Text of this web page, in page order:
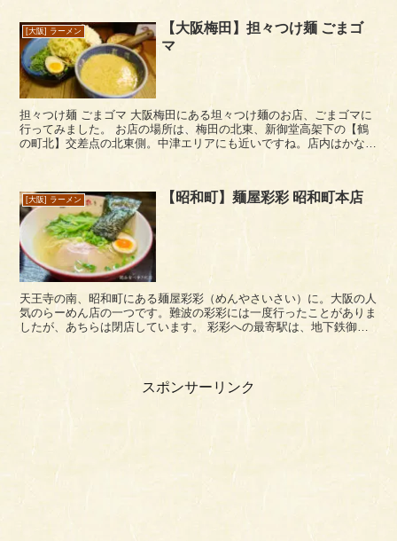
[大阪] ラーメン
【大阪梅田】担々つけ麺 ごまゴ
マ
担々つけ麺 ごまゴマ 大阪梅田にある坦々つけ麺のお店、ごまゴマに
行ってみました。 お店の場所は、梅田の北東、新御堂高架下の【鶴
の町北】交差点の北東側。中津エリアにも近いですね。店内はかなり
[大阪] ラーメン 【昭和町】麺屋彩彩 昭和町本店
天王寺の南、昭和町にある麺屋彩彩（めんやさいさい）に。大阪の人
気のらーめん店の一つです。難波の彩彩には一度行ったことがありま
したが、あちらは閉店しています。 彩彩への最寄駅は、地下鉄御堂
スポンサーリンク